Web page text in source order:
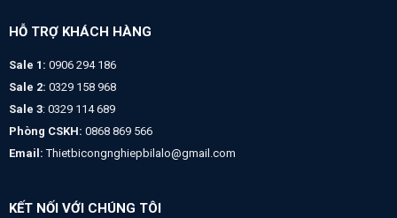
HỖ TRỢ KHÁCH HÀNG
Sale 1: 0906 294 186
Sale 2: 0329 158 968
Sale 3: 0329 114 689
Phòng CSKH: 0868 869 566
Email: Thietbicongnghiepbilalo@gmail.com
KẾT NỐI VỚI CHÚNG TÔI